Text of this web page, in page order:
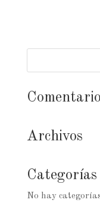
Archivos
Categorías
No hay